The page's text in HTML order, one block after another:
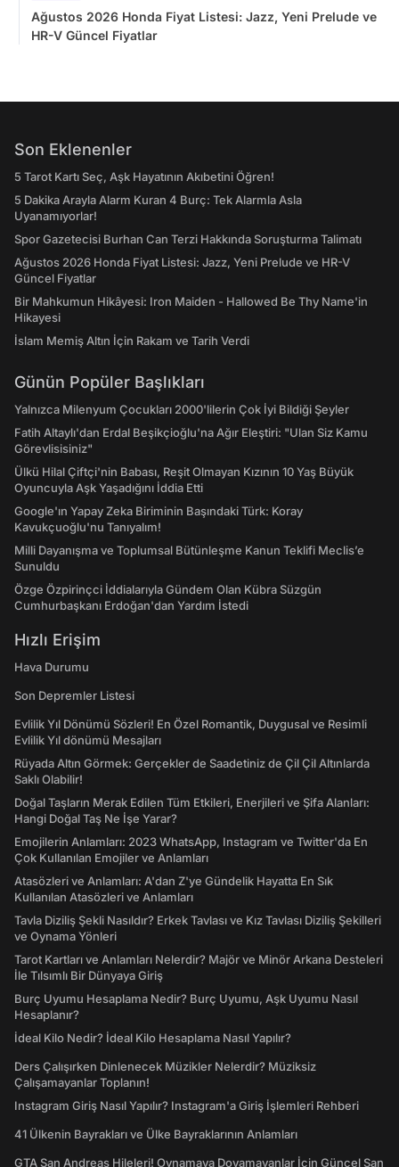
Ağustos 2026 Honda Fiyat Listesi: Jazz, Yeni Prelude ve
HR-V Güncel Fiyatlar
Son Eklenenler
5 Tarot Kartı Seç, Aşk Hayatının Akıbetini Öğren!
5 Dakika Arayla Alarm Kuran 4 Burç: Tek Alarmla Asla
Uyanamıyorlar!
Spor Gazetecisi Burhan Can Terzi Hakkında Soruşturma Talimatı
Ağustos 2026 Honda Fiyat Listesi: Jazz, Yeni Prelude ve HR-V
Güncel Fiyatlar
Bir Mahkumun Hikâyesi: Iron Maiden - Hallowed Be Thy Name'in
Hikayesi
İslam Memiş Altın İçin Rakam ve Tarih Verdi
Günün Popüler Başlıkları
Yalnızca Milenyum Çocukları 2000'lilerin Çok İyi Bildiği Şeyler
Fatih Altaylı'dan Erdal Beşikçioğlu'na Ağır Eleştiri: "Ulan Siz Kamu
Görevlisisiniz"
Ülkü Hilal Çiftçi'nin Babası, Reşit Olmayan Kızının 10 Yaş Büyük
Oyuncuyla Aşk Yaşadığını İddia Etti
Google'ın Yapay Zeka Biriminin Başındaki Türk: Koray
Kavukçuoğlu'nu Tanıyalım!
Milli Dayanışma ve Toplumsal Bütünleşme Kanun Teklifi Meclis’e
Sunuldu
Özge Özpirinçci İddialarıyla Gündem Olan Kübra Süzgün
Cumhurbaşkanı Erdoğan'dan Yardım İstedi
Hızlı Erişim
Hava Durumu
Son Depremler Listesi
Evlilik Yıl Dönümü Sözleri! En Özel Romantik, Duygusal ve Resimli
Evlilik Yıl dönümü Mesajları
Rüyada Altın Görmek: Gerçekler de Saadetiniz de Çil Çil Altınlarda
Saklı Olabilir!
Doğal Taşların Merak Edilen Tüm Etkileri, Enerjileri ve Şifa Alanları:
Hangi Doğal Taş Ne İşe Yarar?
Emojilerin Anlamları: 2023 WhatsApp, Instagram ve Twitter'da En
Çok Kullanılan Emojiler ve Anlamları
Atasözleri ve Anlamları: A'dan Z'ye Gündelik Hayatta En Sık
Kullanılan Atasözleri ve Anlamları
Tavla Diziliş Şekli Nasıldır? Erkek Tavlası ve Kız Tavlası Diziliş Şekilleri
ve Oynama Yönleri
Tarot Kartları ve Anlamları Nelerdir? Majör ve Minör Arkana Desteleri
İle Tılsımlı Bir Dünyaya Giriş
Burç Uyumu Hesaplama Nedir? Burç Uyumu, Aşk Uyumu Nasıl
Hesaplanır?
İdeal Kilo Nedir? İdeal Kilo Hesaplama Nasıl Yapılır?
Ders Çalışırken Dinlenecek Müzikler Nelerdir? Müziksiz
Çalışamayanlar Toplanın!
Instagram Giriş Nasıl Yapılır? Instagram'a Giriş İşlemleri Rehberi
41 Ülkenin Bayrakları ve Ülke Bayraklarının Anlamları
GTA San Andreas Hileleri! Oynamaya Doyamayanlar İçin Güncel San